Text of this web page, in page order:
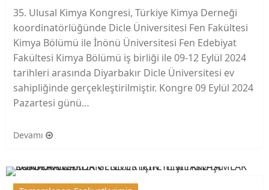
35. Ulusal Kimya Kongresi, Türkiye Kimya Derneği
koordinatörlüğünde Dicle Üniversitesi Fen Fakültesi
Kimya Bölümü ile İnönü Üniversitesi Fen Edebiyat
Fakültesi Kimya Bölümü iş birliği ile 09-12 Eylül 2024
tarihleri arasında Diyarbakır Dicle Üniversitesi ev
sahipliğinde gerçekleştirilmiştir. Kongre 09 Eylül 2024
Pazartesi günü…
Devamı